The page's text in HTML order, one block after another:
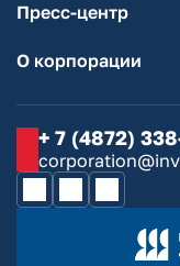
Пресс-центр
О корпорации
+ 7 (4872)